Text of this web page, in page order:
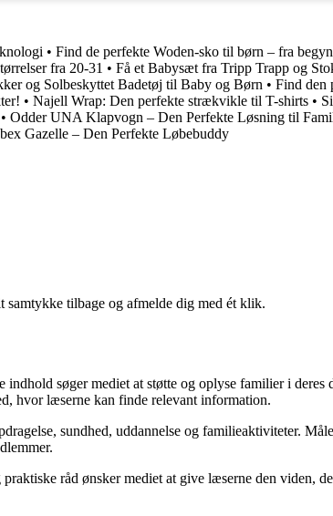
• Find de perfekte Woden-sko til børn – fra
fra 20-31 • Få et Babysæt fra Tripp Trapp og
og Solbeskyttet Badetøj til Baby og Børn • Find den
• Najell Wrap: Den perfekte strækvikle til T-shirts •
• Odder UNA Klapvogn – Den Perfekte Løsning til
Gazelle – Den Perfekte Løbebuddy
tilbage og afmelde dig med ét klik.
søger mediet at støtte og oplyse familier i deres
hvor læserne kan finde relevant information.
sundhed, uddannelse og familieaktiviteter.
råd ønsker mediet at give læserne den viden,